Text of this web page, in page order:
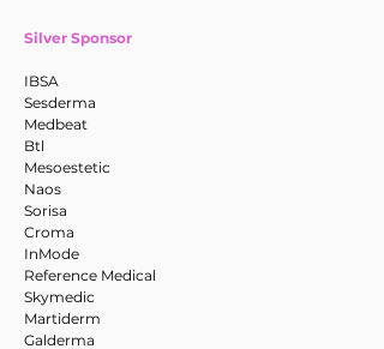
Silver Sponsor
IBSA
Sesderma
Medbeat
Btl
Mesoestetic
Naos
Sorisa
Croma
InMode
Reference Medical
Skymedic
Martiderm
Galderma